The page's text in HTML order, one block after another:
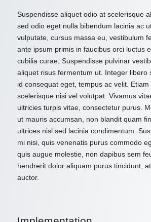
Suspendisse aliquet odio at scelerisque
sed odio eget nulla bibendum lacinia ac
vulputate, cursus massa eu, vestibulum
ante ipsum primis in faucibus orci luctus
cubilia curae; Suspendisse pulvinar
aliquet risus fermentum ut. Integer libero
id consequat eget, tempus ac velit. Etiam
scelerisque nisi vel volutpat. Vivamus
ultricies turpis vitae, consectetur purus.
ut mauris accumsan, non blandit quam
ultrices nisl sed lacinia condimentum.
mi nisi, quis venenatis purus commodo
quis augue molestie, non dapibus sem
hendrerit dolor aliquam purus tincidunt,
auctor.